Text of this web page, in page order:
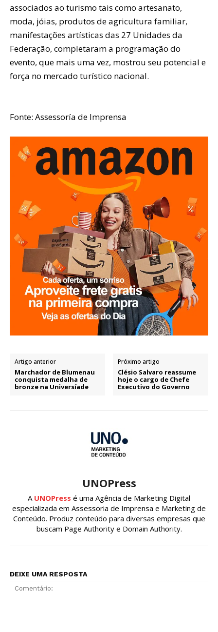
associados ao turismo tais como artesanato,
moda, jóias, produtos de agricultura familiar,
manifestações artísticas das 27 Unidades da
Federação, completaram a programação do
evento, que mais uma vez, mostrou seu potencial e
força no mercado turístico nacional.
Fonte: Assessoría de Imprensa
Artigo anterior
Marchador de Blumenau
conquista medalha de
bronze na Universíade
Próximo artigo
Clésio Salvaro reassume
hoje o cargo de Chefe
Executivo do Governo
UNOPress
A UNOPress é uma Agência de Marketing Digital
especializada em Assessoria de Imprensa e Marketing de
Conteúdo. Produz conteúdo para diversas empresas que
buscam Page Authority e Domain Authority.
DEIXE UMA RESPOSTA